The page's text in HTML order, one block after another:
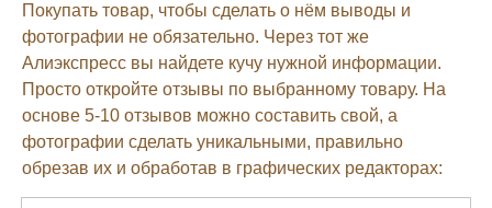
Покупать товар, чтобы сделать о нём выводы и
фотографии не обязательно. Через тот же
Алиэкспресс вы найдете кучу нужной информации.
Просто откройте отзывы по выбранному товару. На
основе 5-10 отзывов можно составить свой, а
фотографии сделать уникальными, правильно
обрезав их и обработав в графических редакторах: